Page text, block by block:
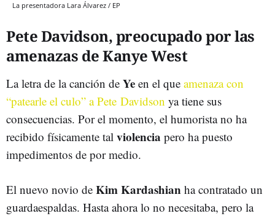
La presentadora Lara Álvarez / EP
Pete Davidson, preocupado por las
amenazas de Kanye West
La letra de la canción de Ye en el que amenaza con
“patearle el culo” a Pete Davidson ya tiene sus
consecuencias. Por el momento, el humorista no ha
recibido físicamente tal violencia pero ha puesto
impedimentos de por medio.
El nuevo novio de Kim Kardashian ha contratado un
guardaespaldas. Hasta ahora lo no necesitaba, pero la